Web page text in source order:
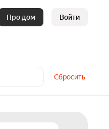
Про дом Войти
Сбросить